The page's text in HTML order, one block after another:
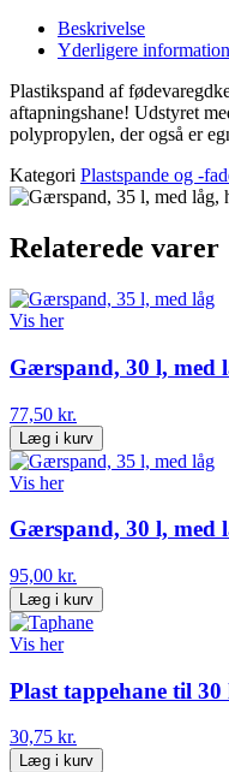
Beskrivelse
Yderligere information
Plastikspand af
aftapningshane! Udstyret
polypropylen, der også er
Kategori Plastspande og -
Relaterede varer
Vis her
Gærspand, 30 l, med
77,50 kr.
Læg i kurv
Vis her
Gærspand, 30 l, med
95,00 kr.
Læg i kurv
Vis her
Plast tappehane til 30
30,75 kr.
Læg i kurv